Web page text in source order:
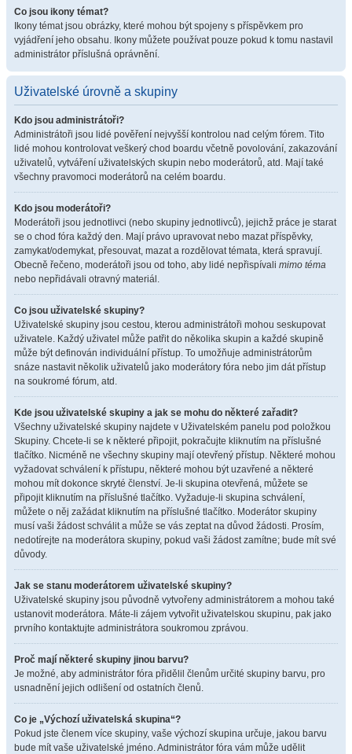
Co jsou ikony témat?
Ikony témat jsou obrázky, které mohou být spojeny s příspěvkem pro
vyjádření jeho obsahu. Ikony můžete používat pouze pokud k tomu nastavil
administrátor příslušná oprávnění.
Uživatelské úrovně a skupiny
Kdo jsou administrátoři?
Administrátoři jsou lidé pověření nejvyšší kontrolou nad celým fórem. Tito
lidé mohou kontrolovat veškerý chod boardu včetně povolování, zakazování
uživatelů, vytváření uživatelských skupin nebo moderátorů, atd. Mají také
všechny pravomoci moderátorů na celém boardu.
Kdo jsou moderátoři?
Moderátoři jsou jednotlivci (nebo skupiny jednotlivců), jejichž práce je starat
se o chod fóra každý den. Mají právo upravovat nebo mazat příspěvky,
zamykat/odemykat, přesouvat, mazat a rozdělovat témata, která spravují.
Obecně řečeno, moderátoři jsou od toho, aby lidé nepřispívali mimo téma
nebo nepřidávali otravný materiál.
Co jsou uživatelské skupiny?
Uživatelské skupiny jsou cestou, kterou administrátoři mohou seskupovat
uživatele. Každý uživatel může patřit do několika skupin a každé skupině
může být definován individuální přístup. To umožňuje administrátorům
snáze nastavit několik uživatelů jako moderátory fóra nebo jim dát přístup
na soukromé fórum, atd.
Kde jsou uživatelské skupiny a jak se mohu do některé zařadit?
Všechny uživatelské skupiny najdete v Uživatelském panelu pod položkou
Skupiny. Chcete-li se k některé připojit, pokračujte kliknutím na příslušné
tlačítko. Nicméně ne všechny skupiny mají otevřený přístup. Některé mohou
vyžadovat schválení k přístupu, některé mohou být uzavřené a některé
mohou mít dokonce skryté členství. Je-li skupina otevřená, můžete se
připojit kliknutím na příslušné tlačítko. Vyžaduje-li skupina schválení,
můžete o něj zažádat kliknutím na příslušné tlačítko. Moderátor skupiny
musí vaši žádost schválit a může se vás zeptat na důvod žádosti. Prosím,
nedotírejte na moderátora skupiny, pokud vaši žádost zamítne; bude mít své
důvody.
Jak se stanu moderátorem uživatelské skupiny?
Uživatelské skupiny jsou původně vytvořeny administrátorem a mohou také
ustanovit moderátora. Máte-li zájem vytvořit uživatelskou skupinu, pak jako
prvního kontaktujte administrátora soukromou zprávou.
Proč mají některé skupiny jinou barvu?
Je možné, aby administrátor fóra přidělil členům určité skupiny barvu, pro
usnadnění jejich odlišení od ostatních členů.
Co je „Výchozí uživatelská skupina“?
Pokud jste členem více skupiny, vaše výchozí skupina určuje, jakou barvu
bude mít vaše uživatelské jméno. Administrátor fóra vám může udělit